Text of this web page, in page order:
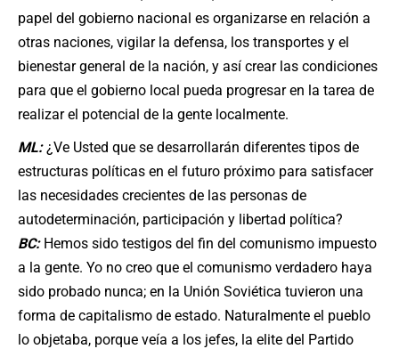
papel del gobierno nacional es organizarse en relación a
otras naciones, vigilar la defensa, los transportes y el
bienestar general de la nación, y así crear las condiciones
para que el gobierno local pueda progresar en la tarea de
realizar el potencial de la gente localmente.
ML:¿Ve Usted que se desarrollarán diferentes tipos de
estructuras políticas en el futuro próximo para satisfacer
las necesidades crecientes de las personas de
autodeterminación, participación y libertad política?
BC:Hemos sido testigos del fin del comunismo impuesto
a la gente. Yo no creo que el comunismo verdadero haya
sido probado nunca; en la Unión Soviética tuvieron una
forma de capitalismo de estado. Naturalmente el pueblo
lo objetaba, porque veía a los jefes, la elite del Partido